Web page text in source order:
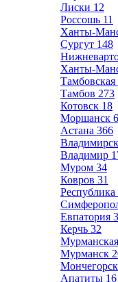
Лиски 12
Россошь 11
Ханты-
Сургут 148
Ханты-
Тамбовская
Тамбов 273
Котовск 18
Моршанск 6
Астана 366
Владимир
Муром 34
Ковров 31
Евпатория
Керчь 32
Мурманск
Мончегорск
Апатиты 16